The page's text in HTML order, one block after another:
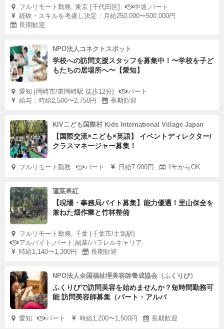
フルリモート勤務, 東京 [千代田区]
中途,パート
経験・スキルを考慮し決定：月給250,000〜500,000円
長期歓迎
NPO法人コネクトスポット
学校への訪問支援スタッフを募集中！〜学校を子ど
もたちの居場所へ〜【愛知】
愛知 [岡崎市/東岡崎駅 徒歩12分]
パート
給与：時給2,500〜2,750円
長期歓迎
KIVこども国際村 Kids International Village Japan
【国際交流×こども×英語】 イベントディレクター/
クラスマネージャー募集！
フルリモート勤務 パート 日給7,000円 1年からOK
蓮葉果紅
【現場・事務局バイト募集】能力優遇！里山保全を
兼ねた畑作業と竹林整備
フルリモート勤務, 千葉 [千葉市/土気駅]
アルバイト,パート,副業/パラレルキャリア
時給1,140〜1,300円
長期歓迎
NPO法人全国福祉理美容師養成協会（ふくりび）
ふくりびで訪問美容を始めませんか？短時間勤務可
能 訪問美容師募集（パート・アルバ
愛知 パート 時給1,200〜1,500円 長期歓迎